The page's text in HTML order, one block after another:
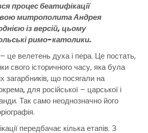
процес беатифікації
митрополита Андрея
із версій, цьому
римо-католики.
це велетень духа і пера. Це постать,
свого історичного часу, яка була
загарбників, що посягали на
для російської – царської і
Так само неоднозначно його
передбачає кілька етапів. З